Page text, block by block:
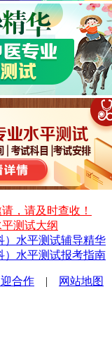
，请及时查收！
测试大纲
）水平测试辅导精华
）水平测试报考指南
合作 | 网站地图